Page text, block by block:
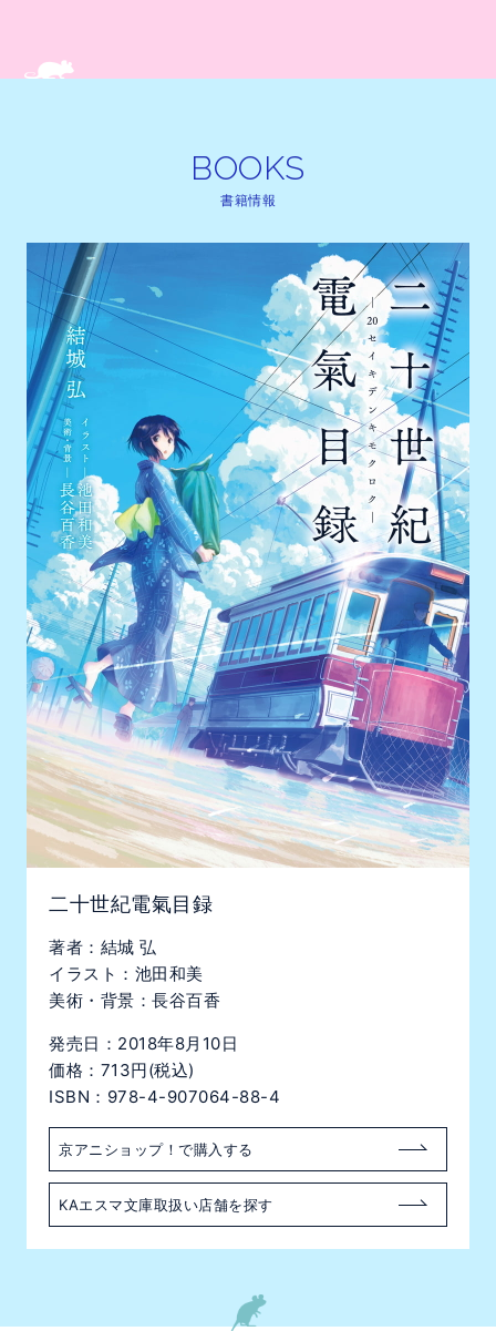
BOOKS
BOOKS
書籍情報
二十世紀電氣目録
著者：結城 弘
イラスト：池田和美
美術・背景：長谷百香
発売日：2018年8月10日
価格：713円(税込)
ISBN：978-4-907064-88-4
京アニショップ！で購入する
KAエスマ文庫取扱い店舗を探す